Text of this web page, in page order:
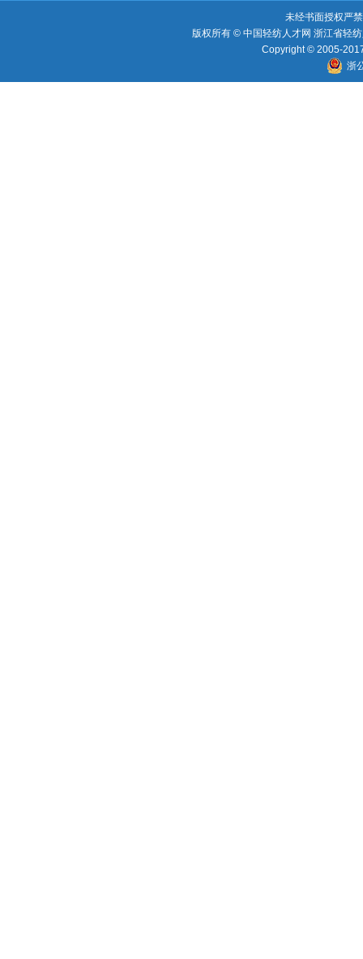
未经书面授权严
版权所有 © 中国轻纺人才网 浙江省
Copyright © 2005-
浙